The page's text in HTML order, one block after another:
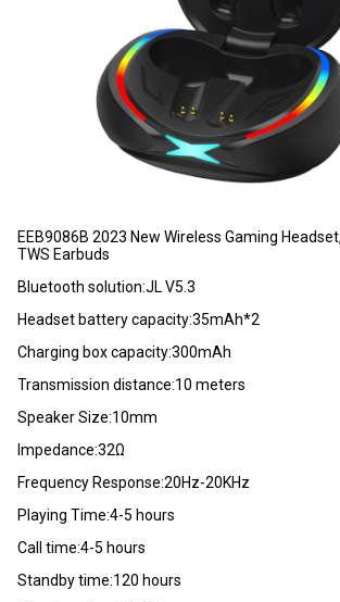
EEB9086B 2023 New Wireless Gaming
TWS Earbuds
Bluetooth solution:JL V5.3
Headset battery capacity:35mAh*2
Charging box capacity:300mAh
Transmission distance:10 meters
Speaker Size:10mm
Impedance:32Ω
Frequency Response:20Hz-20KHz
Playing Time:4-5 hours
Call time:4-5 hours
Standby time:120 hours